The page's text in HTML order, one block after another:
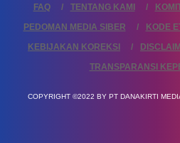
FAQ
TENTANG KAMI
PEDOMAN MEDIA SIBER
KODE
KEBIJAKAN KOREKSI
TRANSPARANSI
COPYRIGHT ©2022 BY PT DANAKIRTI